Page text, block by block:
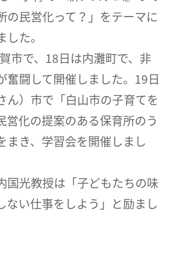
民営化って？」をテーマに
た。
市で、18日は内灘町で、非
奮闘して開催しました。19日
ん）市で「白山市の子育てを
営化の提案のある保育所のう
まき、学習会を開催しまし
国光教授は「子どもたちの味
ない仕事をしよう」と励まし